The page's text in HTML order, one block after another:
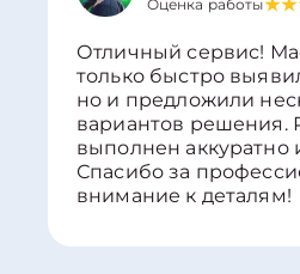
Оценка работы
Отличный сервис!
только быстро
но и предложили
вариантов решения.
выполнен аккуратно
Спасибо за
внимание к деталям!